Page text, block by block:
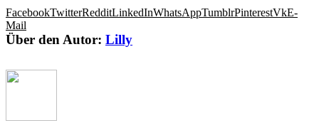
FacebookTwitterRedditLinkedInWhatsAppTumblrPinterestVkE-
Mail
Über den Autor: Lilly